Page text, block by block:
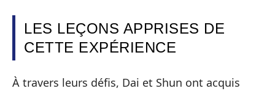
LES LEÇONS APPRISES DE
CETTE EXPÉRIENCE
À travers leurs défis, Dai et Shun ont acquis